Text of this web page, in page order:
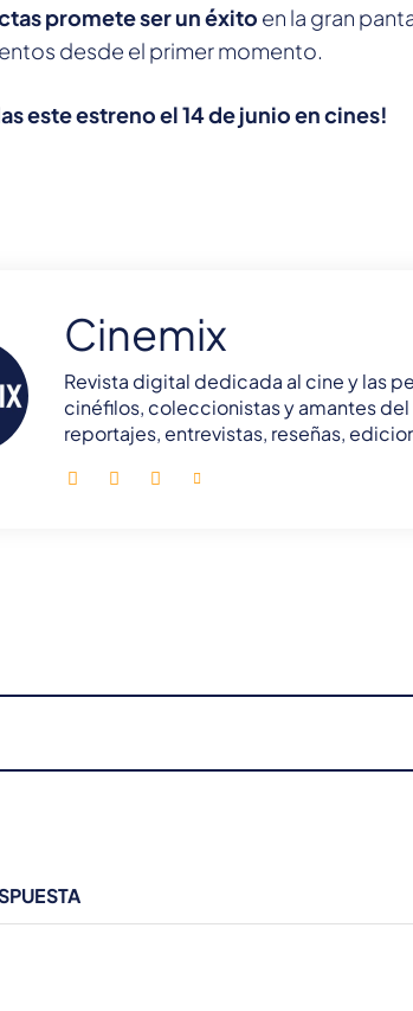
promete ser un éxito en la gran
desde el primer momento.
este estreno el 14 de junio en cines!
Cinemix
Revista digital dedicada al cine y las
cinéfilos, coleccionistas y amantes
reportajes, entrevistas, reseñas,